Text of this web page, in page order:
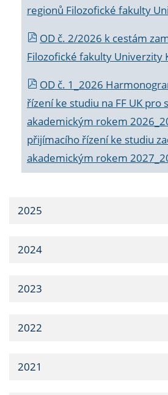
regionů Filozofické fakulty
OD č. 2/2026 k cestám
Filozofické fakulty Univerzity
OD č. 1_2026
řízení ke studiu na FF UK pro
akademickým rokem
přijímacího řízení ke studiu
akademickým rokem
2025
2024
2023
2022
2021